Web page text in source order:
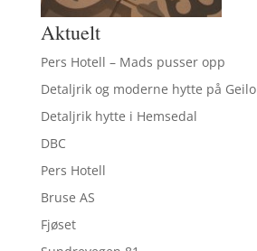
Aktuelt
Pers Hotell – Mads pusser opp
Detaljrik og moderne hytte på Geilo
Detaljrik hytte i Hemsedal
DBC
Pers Hotell
Bruse AS
Fjøset